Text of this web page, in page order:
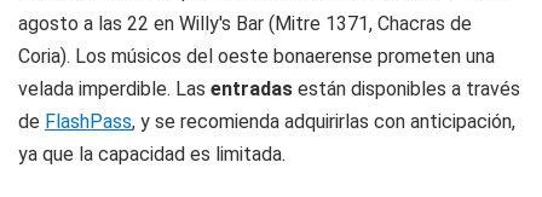
agosto a las 22 en Willy's Bar (Mitre 1371, Chacras de
Coria). Los músicos del oeste bonaerense prometen una
velada imperdible. Las entradas están disponibles a través
de FlashPass, y se recomienda adquirirlas con anticipación,
ya que la capacidad es limitada.